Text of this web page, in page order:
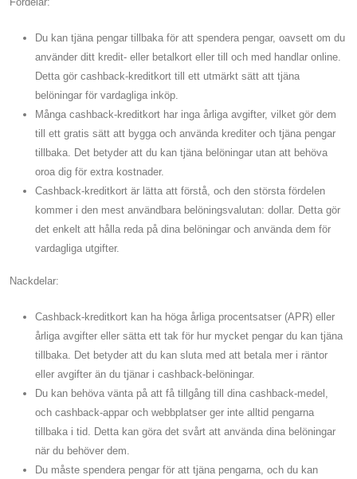
Du kan tjäna pengar tillbaka för att spendera pengar, oavsett om du
använder ditt kredit- eller betalkort eller till och med handlar online.
Detta gör cashback-kreditkort till ett utmärkt sätt att tjäna
belöningar för vardagliga inköp.
Många cashback-kreditkort har inga årliga avgifter, vilket gör dem
till ett gratis sätt att bygga och använda krediter och tjäna pengar
tillbaka. Det betyder att du kan tjäna belöningar utan att behöva
oroa dig för extra kostnader.
Cashback-kreditkort är lätta att förstå, och den största fördelen
kommer i den mest användbara belöningsvalutan: dollar. Detta gör
det enkelt att hålla reda på dina belöningar och använda dem för
vardagliga utgifter.
Nackdelar:
Cashback-kreditkort kan ha höga årliga procentsatser (APR) eller
årliga avgifter eller sätta ett tak för hur mycket pengar du kan tjäna
tillbaka. Det betyder att du kan sluta med att betala mer i räntor
eller avgifter än du tjänar i cashback-belöningar.
Du kan behöva vänta på att få tillgång till dina cashback-medel,
och cashback-appar och webbplatser ger inte alltid pengarna
tillbaka i tid. Detta kan göra det svårt att använda dina belöningar
när du behöver dem.
Du måste spendera pengar för att tjäna pengarna, och du kan